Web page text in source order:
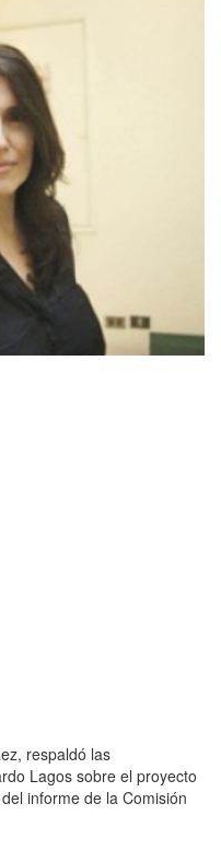
respaldó las
Lagos sobre el proyecto
informe de la Comisión